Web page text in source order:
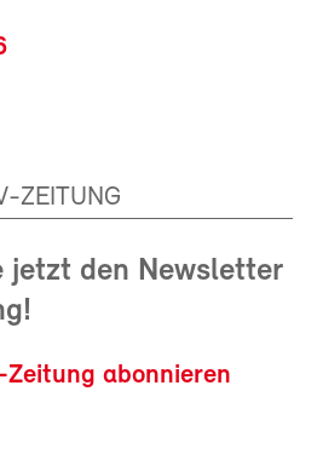
ZEITUNG
jetzt den Newsletter
abonnieren